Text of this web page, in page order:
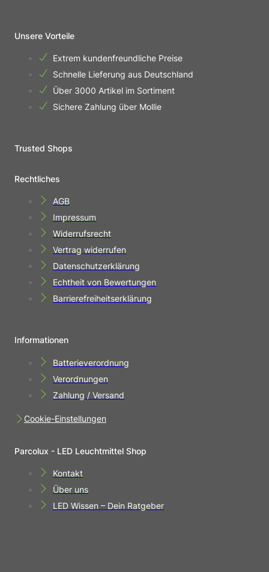
Unsere Vorteile
Extrem kundenfreundliche Preise
Schnelle Lieferung aus Deutschland
Über 3000 Artikel im Sortiment
Sichere Zahlung über Mollie
Trusted Shops
Rechtliches
AGB
Impressum
Widerrufsrecht
Vertrag widerrufen
Datenschutzerklärung
Echtheit von Bewertungen
Barrierefreiheitserklärung
Informationen
Batterieverordnung
Verordnungen
Zahlung / Versand
Cookie-Einstellungen
Parcolux - LED Leuchtmittel Shop
Kontakt
Über uns
LED Wissen – Dein Ratgeber